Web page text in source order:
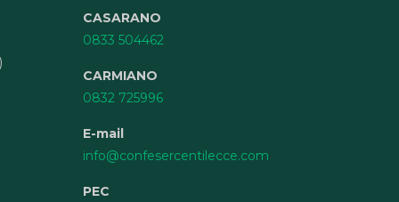
CASARANO
0833 504462
CARMIANO
0832 725996
E-mail
info@confesercentilecce.com
PEC